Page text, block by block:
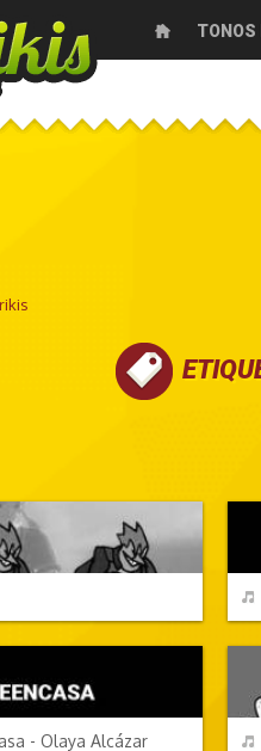
TONOS
CANCIONES FRIKIS
- Olaya Alcázar